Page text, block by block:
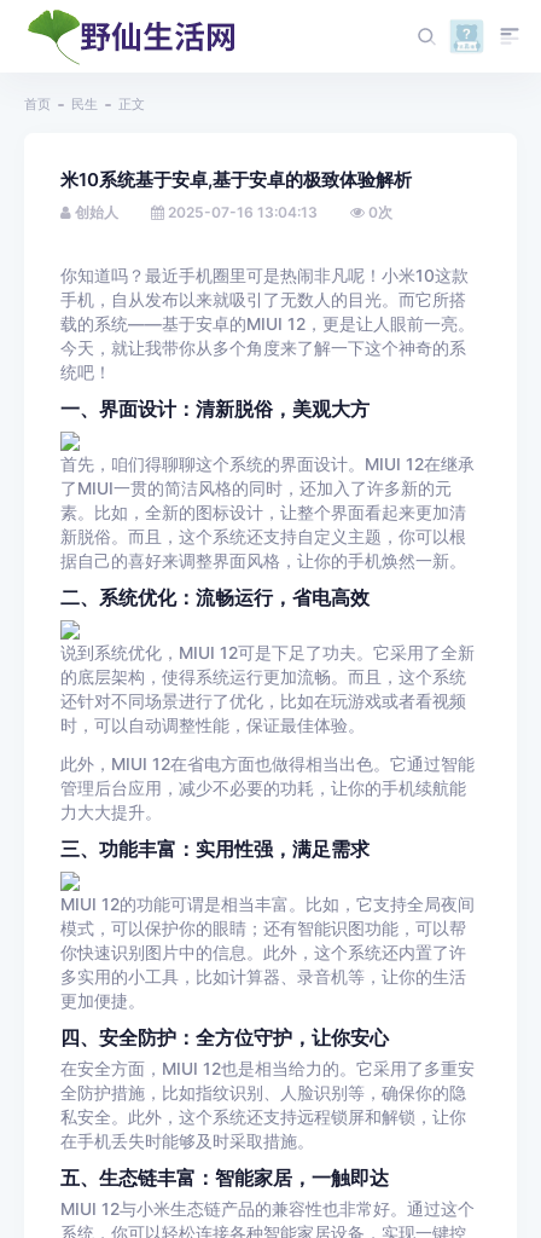
首页 民生 正文
米10系统基于安卓,基于安卓的极致体验解析
创始人 2025-07-16 13:04:13 0次
你知道吗？最近手机圈里可是热闹非凡呢！小米10这款
手机，自从发布以来就吸引了无数人的目光。而它所搭
载的系统——基于安卓的MIUI 12，更是让人眼前一亮。
今天，就让我带你从多个角度来了解一下这个神奇的系
统吧！
一、界面设计：清新脱俗，美观大方
首先，咱们得聊聊这个系统的界面设计。MIUI 12在继承
了MIUI一贯的简洁风格的同时，还加入了许多新的元
素。比如，全新的图标设计，让整个界面看起来更加清
新脱俗。而且，这个系统还支持自定义主题，你可以根
据自己的喜好来调整界面风格，让你的手机焕然一新。
二、系统优化：流畅运行，省电高效
说到系统优化，MIUI 12可是下足了功夫。它采用了全新
的底层架构，使得系统运行更加流畅。而且，这个系统
还针对不同场景进行了优化，比如在玩游戏或者看视频
时，可以自动调整性能，保证最佳体验。
此外，MIUI 12在省电方面也做得相当出色。它通过智能
管理后台应用，减少不必要的功耗，让你的手机续航能
力大大提升。
三、功能丰富：实用性强，满足需求
MIUI 12的功能可谓是相当丰富。比如，它支持全局夜间
模式，可以保护你的眼睛；还有智能识图功能，可以帮
你快速识别图片中的信息。此外，这个系统还内置了许
多实用的小工具，比如计算器、录音机等，让你的生活
更加便捷。
四、安全防护：全方位守护，让你安心
在安全方面，MIUI 12也是相当给力的。它采用了多重安
全防护措施，比如指纹识别、人脸识别等，确保你的隐
私安全。此外，这个系统还支持远程锁屏和解锁，让你
在手机丢失时能够及时采取措施。
五、生态链丰富：智能家居，一触即达
MIUI 12与小米生态链产品的兼容性也非常好。通过这个
系统，你可以轻松连接各种智能家居设备，实现一键控